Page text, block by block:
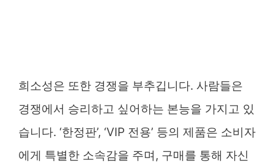
희소성은 또한 경쟁을 부추깁니다. 사람들은
경쟁에서 승리하고 싶어하는 본능을 가지고 있
습니다. ‘한정판’, ‘VIP 전용’ 등의 제품은 소비자
에게 특별한 소속감을 주며, 구매를 통해 자신